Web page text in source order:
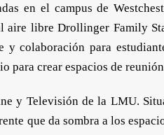
en el campus de
libre Drollinger Family
colaboración para
para crear espacios de
y Televisión de la LMU.
que da sombra a los